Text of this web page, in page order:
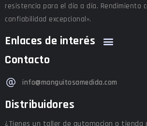
resistencia para el día a día. Rendimiento
confiabilidad excepcional».
Enlaces de interés
Contacto
info@manguitosamedida.com
Distribuidores
¿Tienes un taller de automocion o tienda